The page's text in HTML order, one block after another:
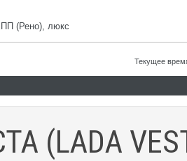
(Рено), люкс
Текущее
(LADA